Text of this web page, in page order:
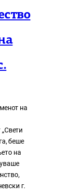
на
беше
на
г.